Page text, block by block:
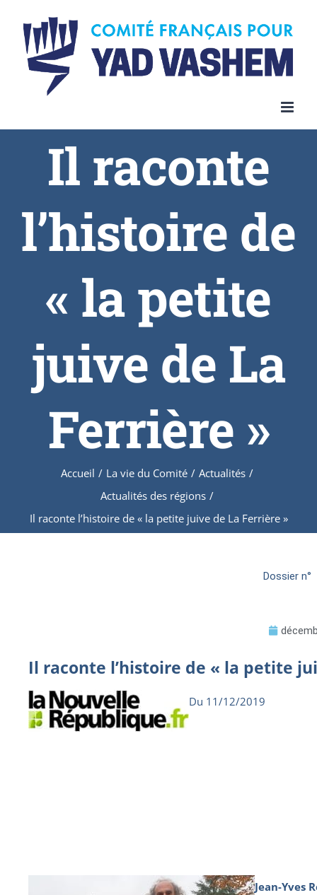
Il raconte
l’histoire de
« la petite
juive de La
Ferrière »
Accueil / La vie du Comité / Actualités /
Actualités des régions /
Il raconte l’histoire de « la petite juive de La Ferrière »
Dossier n°
Il raconte l’histoire de « la petite
Du 11/12/2019
Jean-Yves